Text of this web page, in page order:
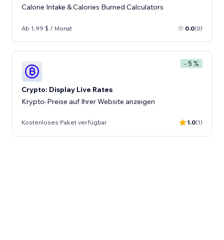
Calorie Intake & Calories Burned Calculators
Ab 1,99 $ / Monat 0.0(0)
- 5 %
Crypto: Display Live Rates
Krypto-Preise auf Ihrer Website anzeigen
Kostenloses Paket verfügbar 1.0(1)